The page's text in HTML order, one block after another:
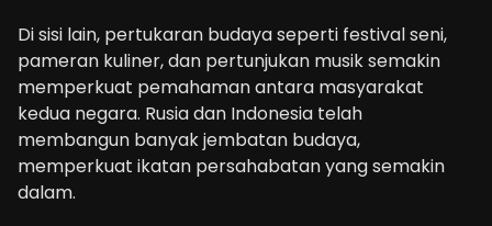
Di sisi lain, pertukaran budaya seperti festival seni,
pameran kuliner, dan pertunjukan musik semakin
memperkuat pemahaman antara masyarakat
kedua negara. Rusia dan Indonesia telah
membangun banyak jembatan budaya,
memperkuat ikatan persahabatan yang semakin
dalam.